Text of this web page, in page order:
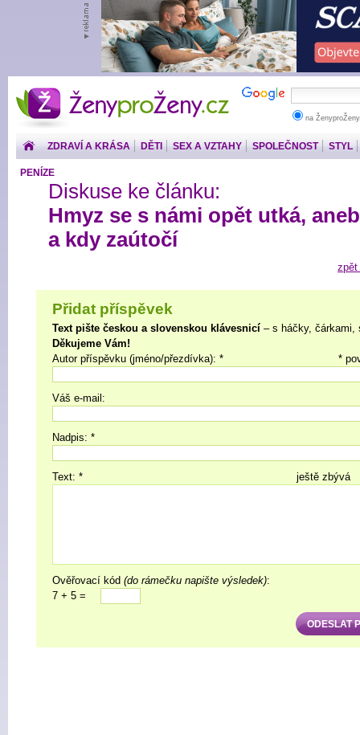
ŽenyproŽeny.cz
na
ZDRAVÍ A KRÁSA DĚTI SEX A VZTAHY SPOLEČNOST STYL
PENÍZE
Diskuse ke článku:
Hmyz se s námi opět utká,
a kdy zaútočí
zpět
Přidat příspěvek
Text pište českou a slovenskou klávesnicí – s háčky, čárkami,
Děkujeme Vám!
*
Autor příspěvku (jméno/přezdívka): *
Váš e-mail:
Nadpis: *
ještě zbývá
Text: *
Ověřovací kód (do rámečku napište výsledek):
7 + 5 =